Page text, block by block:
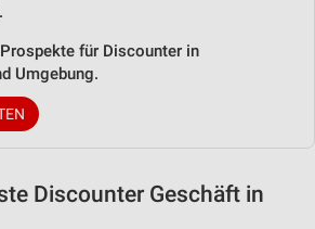
für Discounter in
Umgebung.
Discounter Geschäft in